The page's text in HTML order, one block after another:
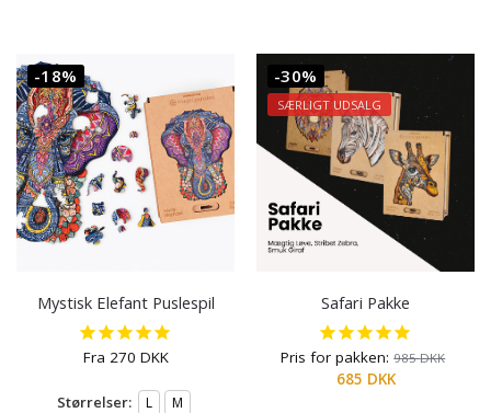
-18%
Mystisk Elefant Puslespil
Fra 270 DKK
Størrelser: L M
-30%
SÆRLIGT UDSALG
Safari Pakke
Pris for pakken:985DKK
685 DKK